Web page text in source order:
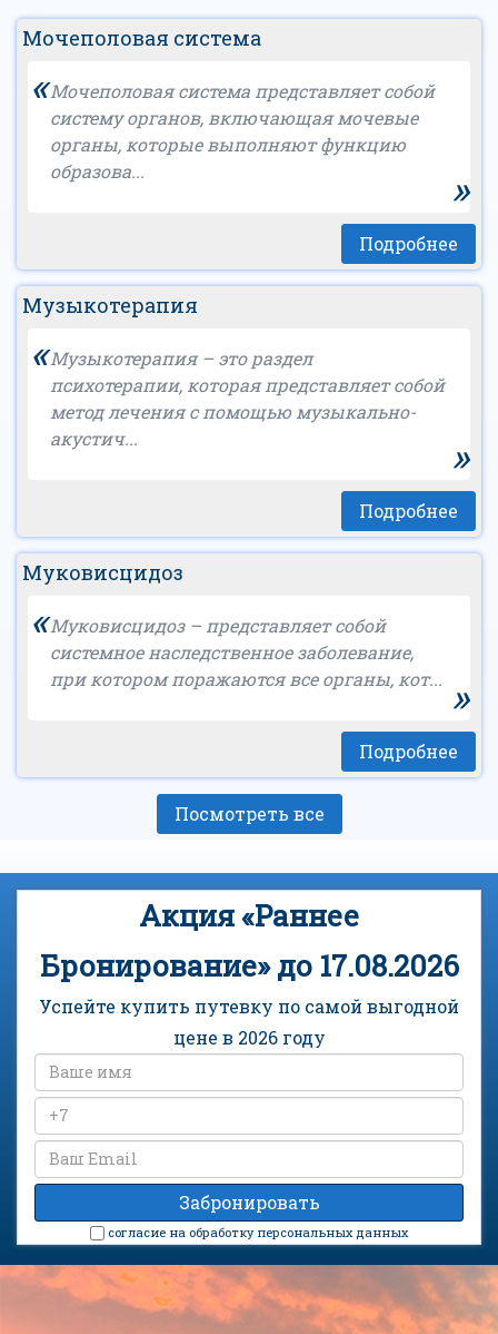
Мочеполовая система
«Мочеполовая система представляет собой
систему органов, включающая мочевые
органы, которые выполняют функцию
образова...
»
Подробнее
Музыкотерапия
«Музыкотерапия – это раздел
психотерапии, которая представляет собой
метод лечения с помощью музыкально-
акустич...
»
Подробнее
Муковисцидоз
«Муковисцидоз – представляет собой
системное наследственное заболевание,
при котором поражаются все органы, кот... »
Подробнее
Посмотреть все
Акция «Раннее
Бронирование» до 17.08.2026
Успейте купить путевку по самой выгодной
цене в 2026 году
cогласие на обработку персональных данных